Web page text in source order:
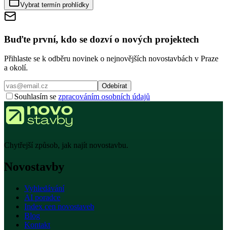
Vybrat termín prohlídky
Buďte první, kdo se dozví o nových projektech
Přihlaste se k odběru novinek o nejnovějších novostavbách v Praze
a okolí.
Odebírat
Souhlasím se zpracováním osobních údajů
Chytřejší způsob, jak najít novostavbu.
Novostavby
Vyhledávání
AI poradce
Index cen novostaveb
Blog
Kontakt